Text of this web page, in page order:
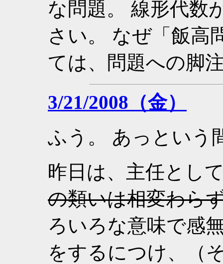
な問題。 線形代数
さい。 なぜ「飯高
ては、問題への脚
3/21/2008（金）
ふう。 あっという
昨日は、主任とし
の類いは相変わら
ろいろな意味で感
をするにつけ、（